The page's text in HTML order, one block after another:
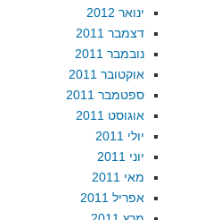
ינואר 2012
דצמבר 2011
נובמבר 2011
אוקטובר 2011
ספטמבר 2011
אוגוסט 2011
יולי 2011
יוני 2011
מאי 2011
אפריל 2011